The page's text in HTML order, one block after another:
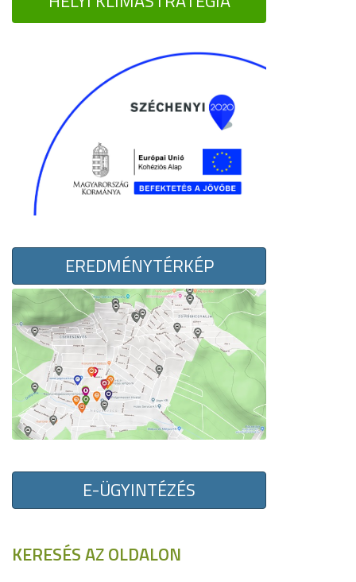
EREDMÉNYTÉRKÉP
E-ÜGYINTÉZÉS
KERESÉS AZ OLDALON